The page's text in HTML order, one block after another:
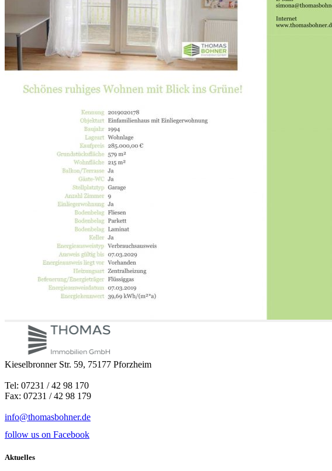
Kieselbronner Str. 59, 75177 Pforzheim
Tel: 07231 / 42 98 170
Fax: 07231 / 42 98 179
info@thomasbohner.de
follow us on Facebook
Aktuelles